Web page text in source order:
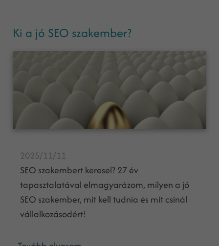
Ki a jó SEO szakember?
2025/11/11
SEO szakembert keresel? 27 év
tapasztalatával elmagyarázom, milyen a jó
SEO szakember, mit kell tudnia és mit csinál
vállalkozásodért!